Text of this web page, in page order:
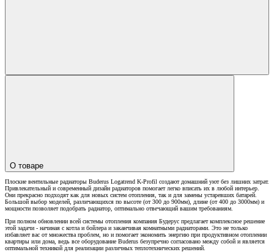
О товаре
Плоские вентильные радиаторы Buderus Logatrend K-Profil создают домашний уют без лишних затрат.
Привлекательный и современный дизайн радиаторов помогает легко вписать их в любой интерьер.
Они прекрасно подходят как для новых систем отопления, так и для замены устаревших батарей.
Большой выбор моделей, различающихся по высоте (от 300 до 900мм), длине (от 400 до 3000мм) и
мощности позволяет подобрать радиатор, оптимально отвечающий вашим требованиям.
При полном обновлении всей системы отопления компания Будерус предлагает комплексное решение
этой задачи - начиная с котла и бойлера и заканчивая комнатными радиаторами. Это не только
избавляет вас от множества проблем, но и помогает экономить энергию при продуктивном отоплении
квартиры или дома, ведь все оборудование Buderus безупречно согласовано между собой и является
оптимальной техникой для реализации различных теплотехнических решений.